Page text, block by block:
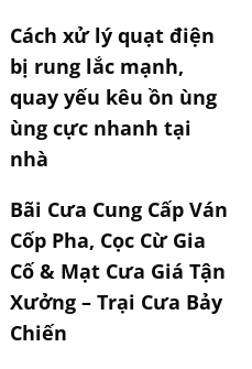
Cách xử lý quạt điện
bị rung lắc mạnh,
quay yếu kêu ồn ùng
ùng cực nhanh tại
nhà
Bãi Cưa Cung Cấp Ván
Cốp Pha, Cọc Cừ Gia
Cố & Mạt Cưa Giá Tận
Xưởng – Trại Cưa Bảy
Chiến